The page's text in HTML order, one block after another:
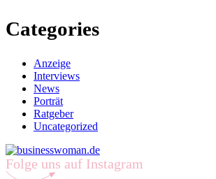
Categories
Anzeige
Interviews
News
Porträt
Ratgeber
Uncategorized
Folge uns auf Instagram